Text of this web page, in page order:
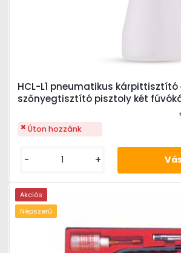
HCL-L1 pneumatikus kárpittisztító
szőnyegtisztító pisztoly két
Úton hozzánk
- +
Akciós
Népszerű